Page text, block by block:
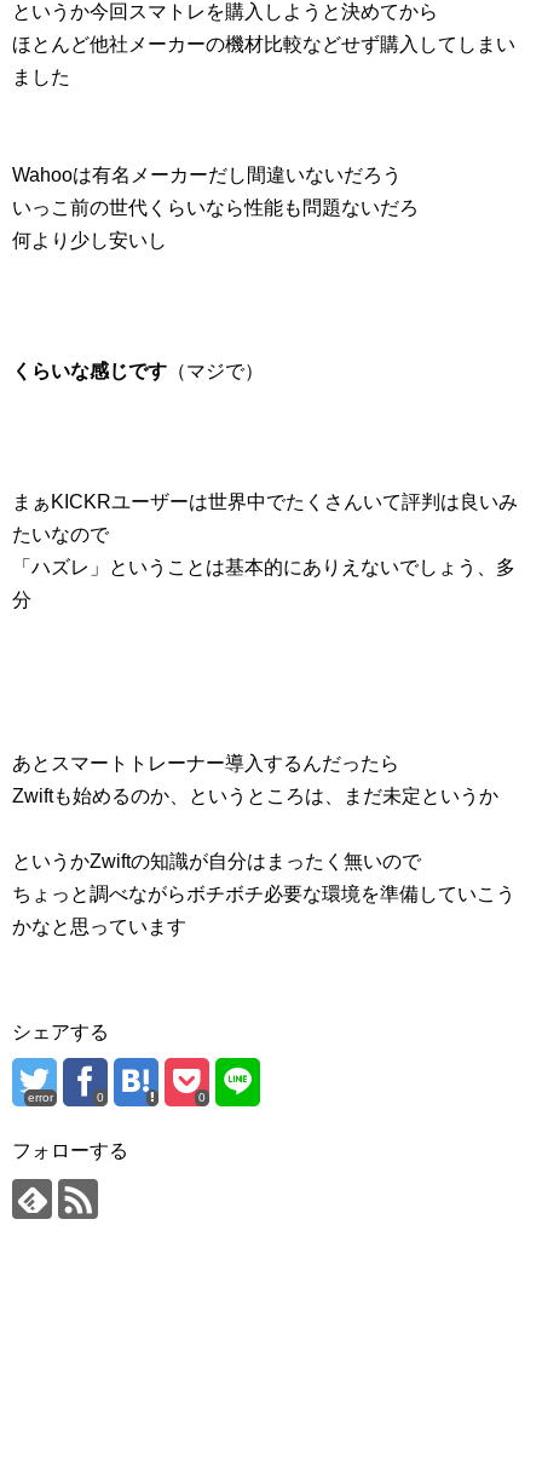
というか今回スマトレを購入しようと決めてから
ほとんど他社メーカーの機材比較などせず購入してしまい
ました
Wahooは有名メーカーだし間違いないだろう
いっこ前の世代くらいなら性能も問題ないだろ
何より少し安いし
くらいな感じです （マジで）
まぁKICKRユーザーは世界中でたくさんいて評判は良いみ
たいなので
「ハズレ」ということは基本的にありえないでしょう、多
分
あとスマートトレーナー導入するんだったら
Zwiftも始めるのか、というところは、まだ未定というか
というかZwiftの知識が自分はまったく無いので
ちょっと調べながらボチボチ必要な環境を準備していこう
かなと思っています
シェアする
error 0 0
フォローする